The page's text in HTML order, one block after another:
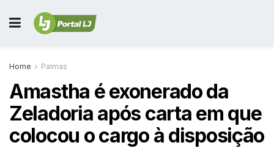
Home Palmas
Amastha é exonerado da
Zeladoria após carta em que
colocou o cargo à disposição